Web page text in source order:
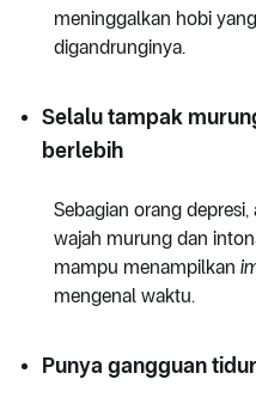
meninggalkan hobi
digandrunginya.
Selalu tampak
berlebih
Sebagian orang
wajah murung dan
mampu menampilkan
mengenal waktu.
Punya gangguan tidur